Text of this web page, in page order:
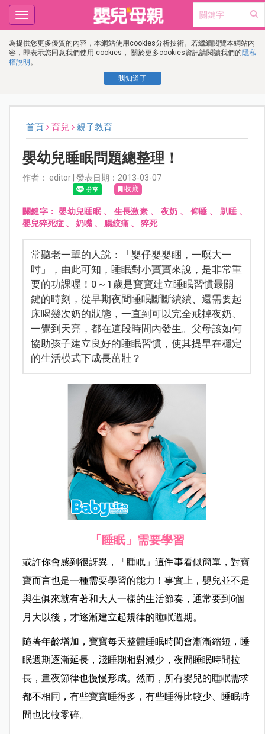
為提供您更多優質的內容，本網站使用cookies分析技術。若繼續閱覽本網站內
容，即表示您同意我們使用 cookies， 關於更多cookies資訊請閱讀我們的隱私
權說明 。
我知道了
Toggle
navigation
首頁 育兒 親子教育
嬰幼兒睡眠問題總整理！
作者： editor | 發表日期：2013-03-07
收藏
關鍵字：嬰幼兒睡眠 、 生長激素 、 夜奶 、 仰睡 、 趴睡 、
嬰兒猝死症、 奶嘴、 腸絞痛、 猝死
常聽老一輩的人說：「嬰仔嬰嬰睏，一暝大一
吋」，由此可知，睡眠對小寶寶來說，是非常重
要的功課喔！0～1歲是寶寶建立睡眠習慣最關
鍵的時刻，從早期夜間睡眠斷斷續續、還需要起
床喝幾次奶的狀態，一直到可以完全戒掉夜奶、
一覺到天亮，都在這段時間內發生。父母該如何
協助孩子建立良好的睡眠習慣，使其提早在穩定
的生活模式下成長茁壯？
「睡眠」需要學習
或許你會感到很訝異，「睡眠」這件事看似簡單，對寶
寶而言也是一種需要學習的能力！事實上，嬰兒並不是
與生俱來就有著和大人一樣的生活節奏，通常要到6個
月大以後，才逐漸建立起規律的睡眠週期。
隨著年齡增加，寶寶每天整體睡眠時間會漸漸縮短，睡
眠週期逐漸延長，淺睡期相對減少，夜間睡眠時間拉
長，晝夜節律也慢慢形成。然而，所有嬰兒的睡眠需求
都不相同，有些寶寶睡得多，有些睡得比較少、睡眠時
間也比較零碎。